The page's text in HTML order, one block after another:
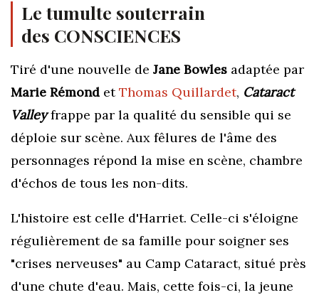
Le tumulte souterrain
des CONSCIENCES
Tiré d'une nouvelle de Jane Bowles adaptée par
Marie Rémond etThomas Quillardet, Cataract
Valleyfrappe par la qualité du sensible qui se
déploie sur scène. Aux fêlures de l'âme des
personnages répond la mise en scène, chambre
d'échos de tous les non-dits.
L'histoire est celle d'Harriet. Celle-ci s'éloigne
régulièrement de sa famille pour soigner ses
"crises nerveuses" au Camp Cataract, situé près
d'une chute d'eau. Mais, cette fois-ci, la jeune